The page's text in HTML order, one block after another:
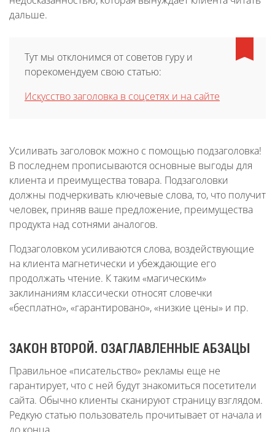
дальше.
Тут мы отклонимся от советов гуру и
порекомендуем свою статью:
Искусство заголовка в соцсетях и на сайте
Усиливать заголовок можно с помощью подзаголовка!
В последнем прописываются основные выгоды для
клиента и преимущества товара. Подзаголовки
должны подчеркивать ключевые слова, то, что получит
человек, приняв ваше предложение, преимущества
продукта над сотнями аналогов.
Подзаголовком усиливаются слова, воздействующие
на клиента магнетически и убеждающие его
продолжать чтение. К таким «магическим»
заклинаниям классически относят словечки
«бесплатно», «гарантировано», «низкие цены» и пр.
ЗАКОН ВТОРОЙ. ОЗАГЛАВЛЕННЫЕ АБЗАЦЫ
Правильное «писательство» рекламы еще не
гарантирует, что с ней будут знакомиться посетители
сайта. Обычно клиенты сканируют страницу взглядом.
Редкую статью пользователь прочитывает от начала и